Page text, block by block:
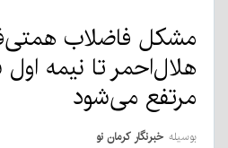
مشکل فاضلاب
مرتفع می‌شود
بوسیله خبرنگار کرمان نو